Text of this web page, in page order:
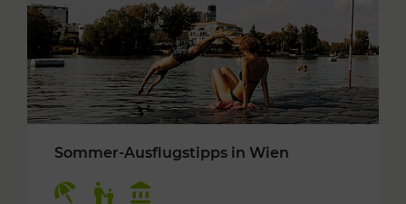
Sommer-Ausflugstipps in Wien